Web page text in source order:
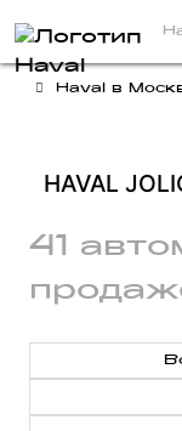
Haval в
HAVAL
41